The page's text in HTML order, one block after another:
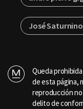
José
Queda
de esta página,
reproducción
delito de